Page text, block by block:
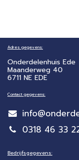
Adres gegevens:
Onderdelenhuis Ede
Maanderweg 40
6711 NE EDE
Contact gegevens:
0318 46 33
Bedrijfsgegevens: